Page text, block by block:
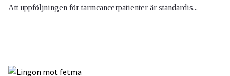
Att uppföljningen för tarmcancerpatienter är standardis...